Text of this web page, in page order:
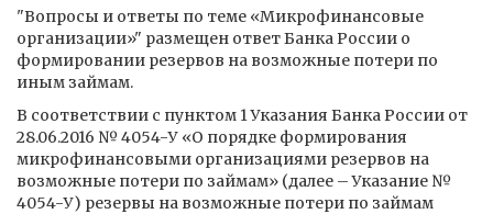
"Вопросы и ответы по теме «Микрофинансовые
организации»" размещен ответ Банка России о
формировании резервов на возможные потери по
иным займам.
В соответствии с пунктом 1 Указания Банка России от
28.06.2016 № 4054-У «О порядке формирования
микрофинансовыми организациями резервов на
возможные потери по займам» (далее – Указание №
4054-У) резервы на возможные потери по займам